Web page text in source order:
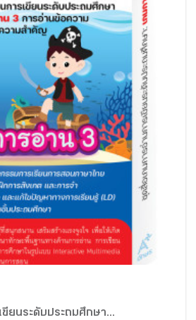
ขียนระดับประถมศึกษา...